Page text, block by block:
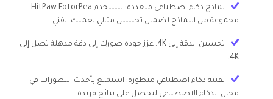
نماذج ذكاء اصطناعي متعددة: يستخدم HitPaw FotorPea
مجموعة من النماذج لضمان تحسين مثالي لعملك الفني.
تحسين الدقة إلى 4K: عزز جودة صورك إلى دقة مذهلة تصل إلى
4K.
تقنية ذكاء اصطناعي متطورة: استمتع بأحدث التطورات في
مجال الذكاء الاصطناعي لتحصل على نتائج فريدة.